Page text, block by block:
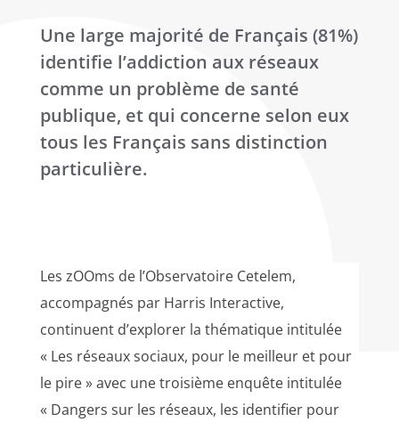
Une large majorité de Français (81%)
identifie l’addiction aux réseaux
comme un problème de santé
publique, et qui concerne selon eux
tous les Français sans distinction
particulière.
Les zOOms de l’Observatoire Cetelem,
accompagnés par Harris Interactive,
continuent d’explorer la thématique intitulée
« Les réseaux sociaux, pour le meilleur et pour
le pire » avec une troisième enquête intitulée
« Dangers sur les réseaux, les identifier pour